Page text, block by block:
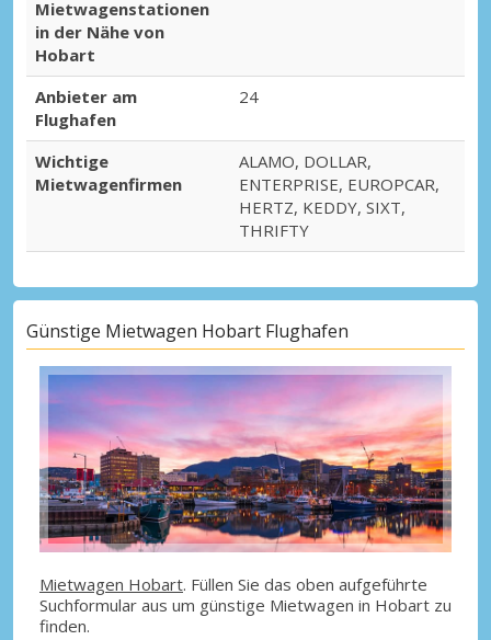
Mietwagenstationen
in der Nähe von
Hobart
Anbieter am
Flughafen
24
Wichtige
Mietwagenfirmen
ALAMO, DOLLAR,
ENTERPRISE, EUROPCAR,
HERTZ, KEDDY, SIXT,
THRIFTY
Günstige Mietwagen Hobart Flughafen
Mietwagen Hobart. Füllen Sie das oben aufgeführte
Suchformular aus um günstige Mietwagen in Hobart zu
finden.